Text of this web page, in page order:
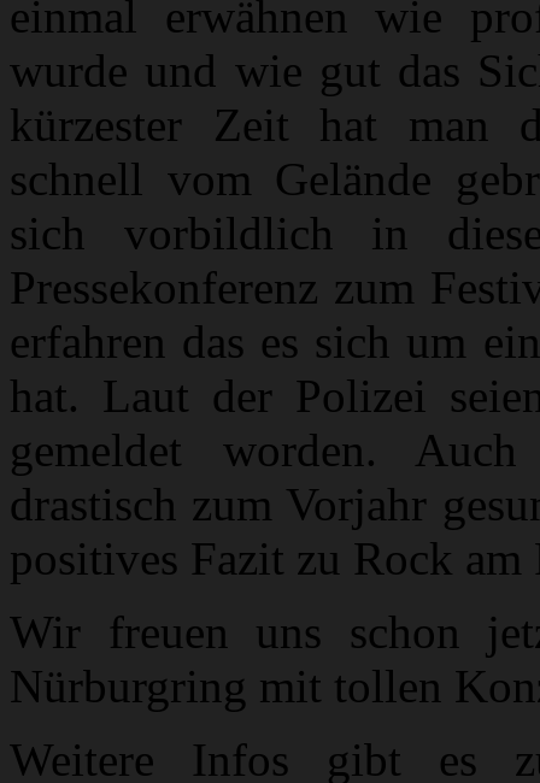
einmal erwähnen wie
wurde und wie gut das
kürzester Zeit hat man
schnell vom Gelände
sich vorbildlich in
Pressekonferenz zum
erfahren das es sich um
hat. Laut der Polizei
gemeldet worden.
drastisch zum Vorjahr
positives Fazit zu Rock
Wir freuen uns schon
Nürburgring mit tollen
Weitere Infos gibt es